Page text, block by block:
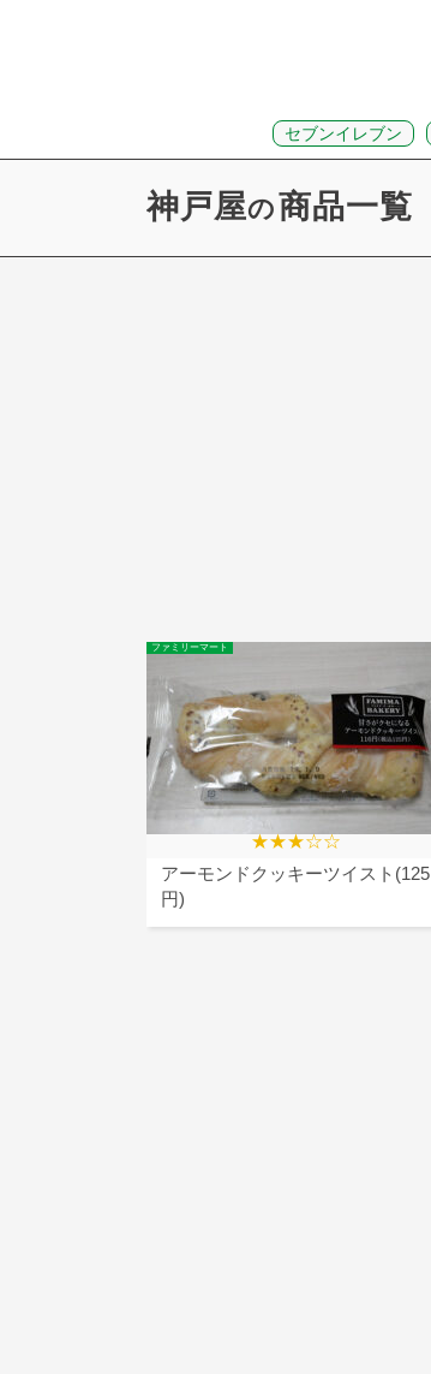
セブンイレブン
神戸屋の商品一覧
ファミリーマート
★★★☆☆
アーモンドクッキーツイスト(125
円)